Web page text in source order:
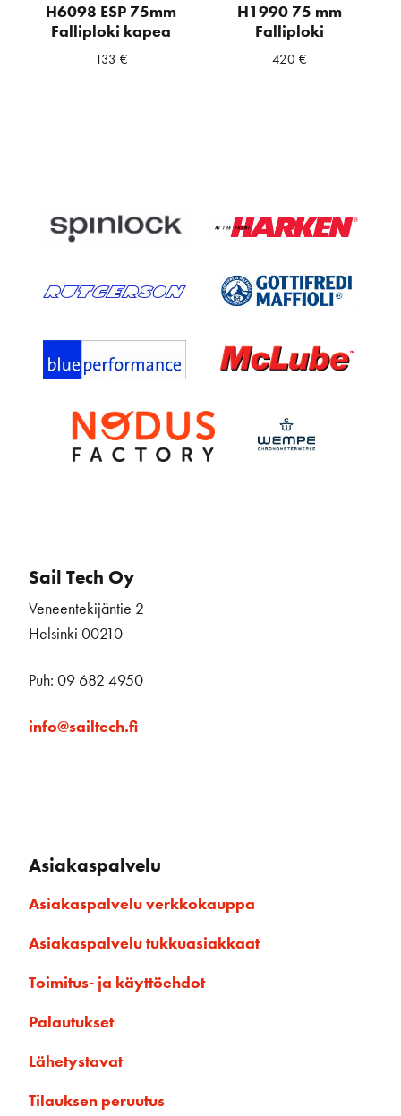
H6098 ESP 75mm
Falliploki kapea
133 €
H1990 75 mm
Falliploki
420€
Sail Tech Oy
Veneentekijäntie 2
Helsinki 00210
Puh: 09 682 4950
info@sailtech.fi
Asiakaspalvelu
Asiakaspalvelu verkkokauppa
Asiakaspalvelu tukkuasiakkaat
Toimitus- ja käyttöehdot
Palautukset
Lähetystavat
Tilauksen peruutus